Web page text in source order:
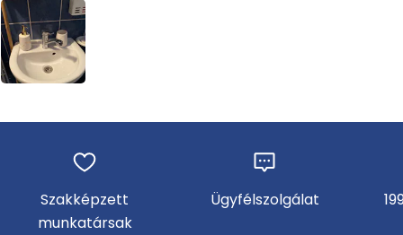
Szakképzett
munkatársak
Ügyfélszolgálat